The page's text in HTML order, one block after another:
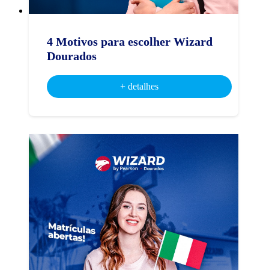
4 Motivos para escolher Wizard
Dourados
+ detalhes